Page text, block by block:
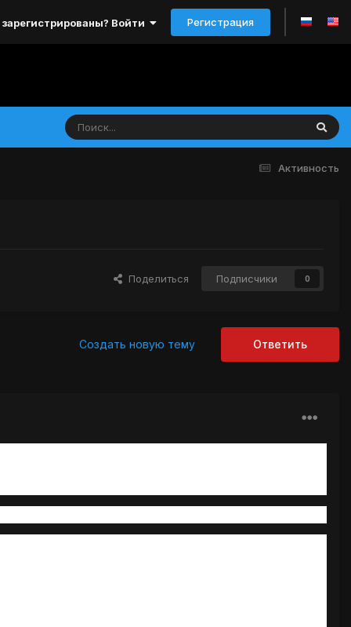
Войти Регистрация
Активность
Поделиться Подписчики 0
Ответить
Создать новую тему